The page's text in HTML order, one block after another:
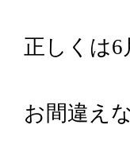
正しくは6
お間違え